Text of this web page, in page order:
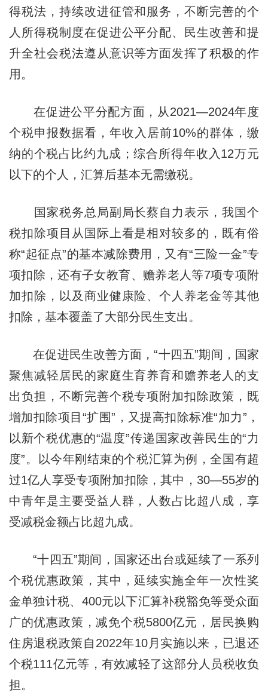
得税法，持续改进征管和服务，不断完善的个
人所得税制度在促进公平分配、民生改善和提
升全社会税法遵从意识等方面发挥了积极的作
用。
在促进公平分配方面，从2021—2024年度
个税申报数据看，年收入居前10%的群体，缴
纳的个税占比约九成；综合所得年收入12万元
以下的个人，汇算后基本无需缴税。
国家税务总局副局长蔡自力表示，我国个
税扣除项目从国际上看是相对较多的，既有俗
称“起征点”的基本减除费用，又有“三险一金”专
项扣除，还有子女教育、赡养老人等7项专项附
加扣除，以及商业健康险、个人养老金等其他
扣除，基本覆盖了大部分民生支出。
在促进民生改善方面，“十四五”期间，国家
聚焦减轻居民的家庭生育养育和赡养老人的支
出负担，不断完善个税专项附加扣除政策，既
增加扣除项目“扩围”，又提高扣除标准“加力”，
以新个税优惠的“温度”传递国家改善民生的“力
度”。以今年刚结束的个税汇算为例，全国有超
过1亿人享受专项附加扣除，其中，30—55岁的
中青年是主要受益人群，人数占比超八成，享
受减税金额占比超九成。
“十四五”期间，国家还出台或延续了一系列
个税优惠政策，其中，延续实施全年一次性奖
金单独计税、400元以下汇算补税豁免等受众面
广的优惠政策，减免个税5800亿元，居民换购
住房退税政策自2022年10月实施以来，已退还
个税111亿元等，有效减轻了这部分人员税收负
担。